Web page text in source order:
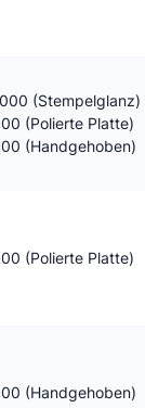
(Stempelglanz)
(Polierte Platte)
(Handgehoben)
(Polierte Platte)
(Handgehoben)